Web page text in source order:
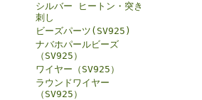
シルバー ヒートン・突き
刺し
ビーズパーツ(SV925)
ナバホパールビーズ
（SV925）
ワイヤー（SV925）
ラウンドワイヤー
（SV925）